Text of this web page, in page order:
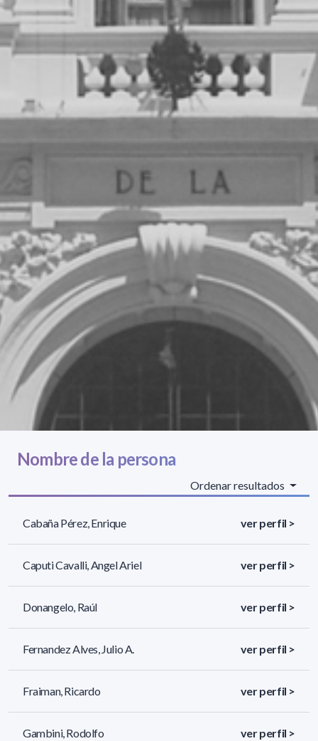
Nombre de la persona
Ordenar resultados
Cabaña Pérez, Enrique ver perfil >
Caputi Cavalli, Angel Ariel ver perfil >
Donangelo, Raúl ver perfil >
Fernandez Alves, Julio A. ver perfil >
Fraiman, Ricardo ver perfil >
Gambini, Rodolfo ver perfil >